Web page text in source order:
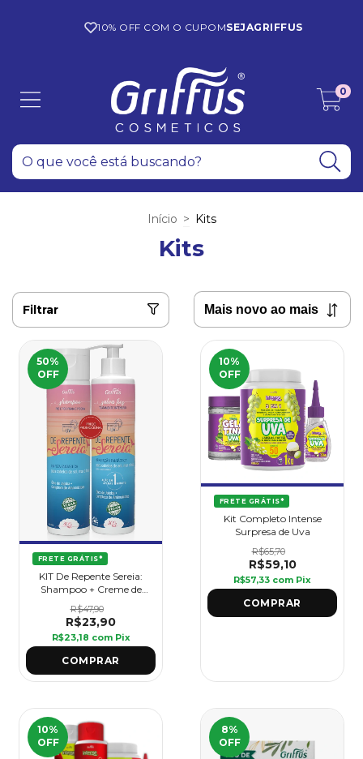
10% OFF COM O CUPOMSEJAGRIFFUS
0
Início > Kits
Kits
Filtrar
50%
OFF
FRETE GRÁTIS*
KIT De Repente Sereia:
Shampoo + Creme de
Pentear Salva-Fios
R$47,90
R$23,90
R$23,18 com Pix
10%
OFF
FRETE GRÁTIS*
Kit Completo Intense
Surpresa de Uva
R$65,70
R$59,10
R$57,33 com Pix
10%
OFF
8%
OFF